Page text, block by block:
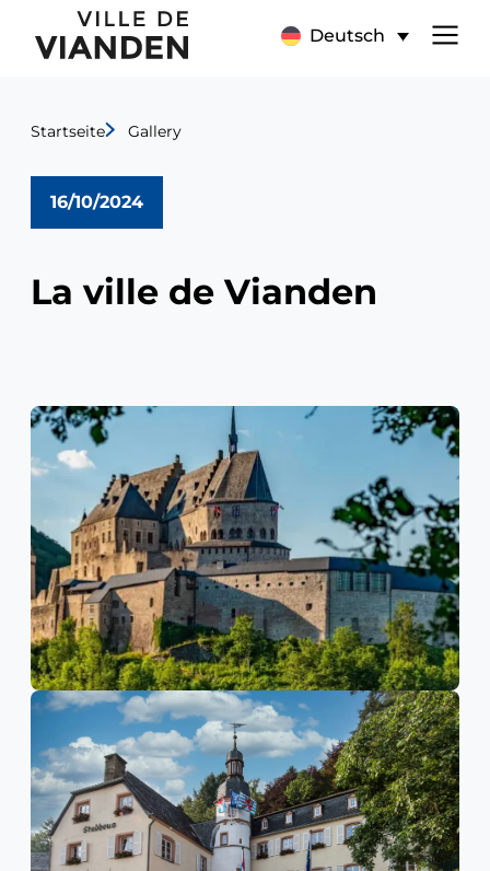
La
ville
de
Vianden
Deutsch
Hauptnavigationsmenü
Startseite Gallery
16/10/2024
La ville de Vianden